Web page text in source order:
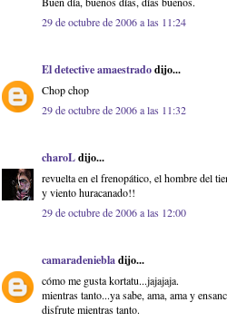
29 de octubre de 2006 a las 11:24
El detective amaestradodijo...
Chop chop
29 de octubre de 2006 a las 11:32
charoLdijo...
revuelta en el frenopático, el hombre del
y viento huracanado!!
29 de octubre de 2006 a las 12:00
camaradeniebladijo...
cómo me gusta kortatu...jajajaja.
mientras tanto...ya sabe, ama, ama y
disfrute mientras tanto.